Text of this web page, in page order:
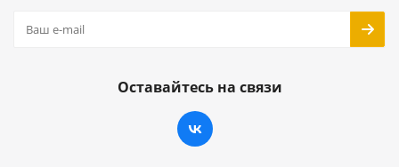
Оставайтесь на связи